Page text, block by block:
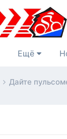
Ещё
Дайте